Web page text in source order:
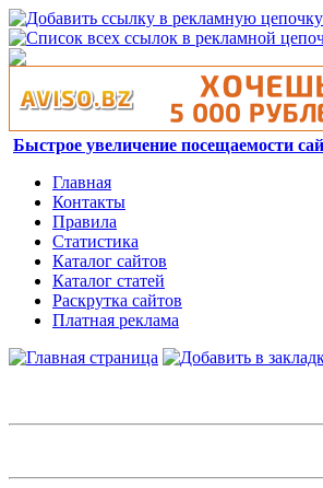
Быстрое увеличение посещаемости
Главная
Контакты
Правила
Статистика
Каталог сайтов
Каталог статей
Раскрутка сайтов
Платная реклама